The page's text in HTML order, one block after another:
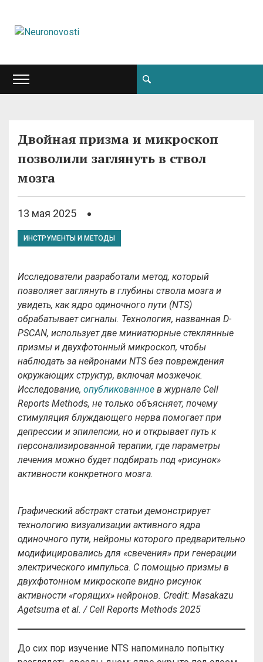
Двойная призма и микроскоп
позволили заглянуть в ствол
мозга
13 мая 2025
ИНСТРУМЕНТЫ И МЕТОДЫ
Исследователи разработали метод, который
позволяет заглянуть в глубины ствола мозга и
увидеть, как ядро одиночного пути (NTS)
обрабатывает сигналы. Технология, названная D-
PSCAN, использует две миниатюрные стеклянные
призмы и двухфотонный микроскоп, чтобы
наблюдать за нейронами NTS без повреждения
окружающих структур, включая мозжечок.
Исследование, опубликованное в журнале Cell
Reports Methods, не только объясняет, почему
стимуляция блуждающего нерва помогает при
депрессии и эпилепсии, но и открывает путь к
персонализированной терапии, где параметры
лечения можно будет подбирать под «рисунок»
активности конкретного мозга.
Графический абстракт статьи демонстрирует
технологию визуализации активного ядра
одиночного пути, нейроны которого предварительно
модифицировались для «свечения» при генерации
электрического импульса. С помощью призмы в
двухфотонном микроскопе видно рисунок
активности «горящих» нейронов. Credit: Masakazu
Agetsuma et al. / Cell Reports Methods 2025
До сих пор изучение NTS напоминало попытку